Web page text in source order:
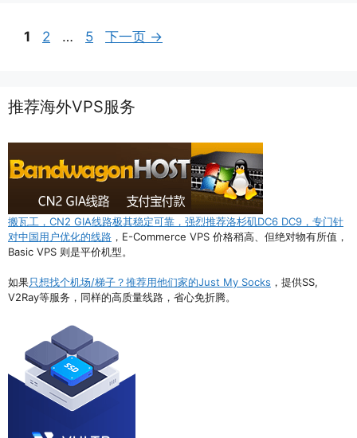
页
1
页
2 …
页
5 下一页 →
推荐海外VPS服务
搬瓦工，CN2 GIA线路极其稳定可靠，强烈推荐洛杉矶DC6 DC9，专门针
对中国用户优化的线路 ，E-Commerce VPS 价格稍高、但绝对物有所值，
Basic VPS 则是平价机型。
如果只想找个机场/梯子？推荐用他们家的Just My Socks ，提供SS,
V2Ray等服务，同样的高质量线路，省心免折腾。